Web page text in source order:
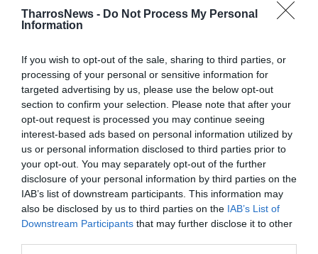
TharrosNews - Do Not Process My Personal
Information
If you wish to opt-out of the sale, sharing to third parties, or
processing of your personal or sensitive information for
targeted advertising by us, please use the below opt-out
section to confirm your selection. Please note that after your
opt-out request is processed you may continue seeing
interest-based ads based on personal information utilized by
us or personal information disclosed to third parties prior to
your opt-out. You may separately opt-out of the further
disclosure of your personal information by third parties on the
IAB’s list of downstream participants. This information may
also be disclosed by us to third parties on the IAB’s List of
Downstream Participants that may further disclose it to other
διαδικτυακές εφαρμογές επικοινωνίας, τηλεφωνικές
συνδέσεις καταχωρημένες σε αχυράνθρωπους,
περιπτώσεις τα οχήματα οδηγούσαν άλλοι συνεργοί,
ώστε να αποφεύγεται η σύνδεση των εισπρακτόρων με
τον τόπο παραλαβής.
Από τη μέχρι στιγμής έρευνα προέκυψε η εμπλοκή της
οργάνωσης σε 77 τετελεσμένες απάτες και 19
απόπειρες απάτης.
Το συνολικό παράνομο περιουσιακό όφελος που
αποκόμισαν οι δράστες υπολογίζεται ότι υπερβαίνει
τα 1,6 εκατομμύρια ευρώ.